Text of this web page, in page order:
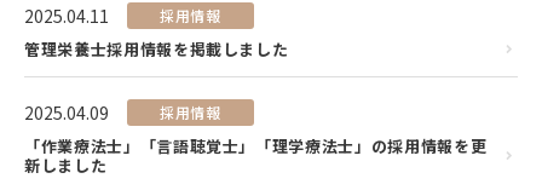
2025.04.11 採用情報
管理栄養士採用情報を掲載しました
2025.04.09 採用情報
「作業療法士」「言語聴覚士」「理学療法士」の採用情報を更
新しました